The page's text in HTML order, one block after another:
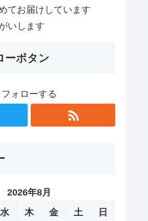
てお届けしています
いします
ーボタン
フォローする
2026年8月
水 木 金 土 日